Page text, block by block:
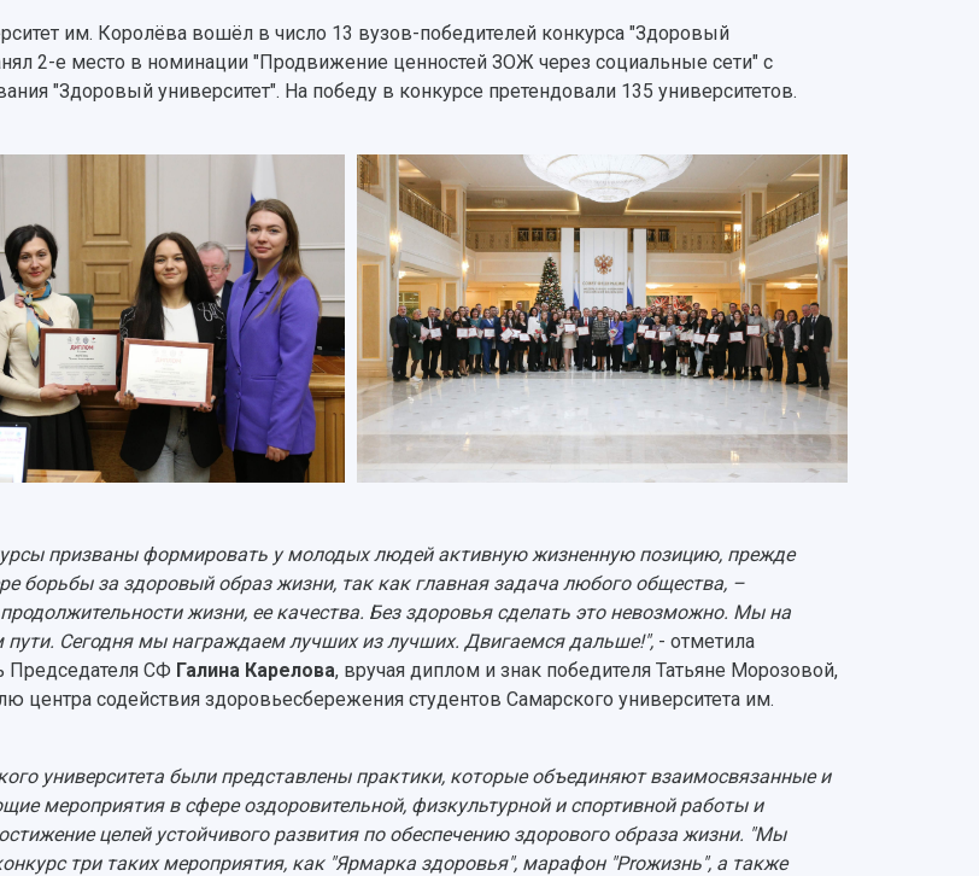
им. Королёва вошёл в число 13 вузов-победителей конкурса "Здоровый
2-е место в номинации "Продвижение ценностей ЗОЖ через социальные сети" с
"Здоровый университет". На победу в конкурсе претендовали 135 университетов.
призваны формировать у молодых людей активную жизненную позицию, прежде
борьбы за здоровый образ жизни, так как главная задача любого общества, –
жизни, ее качества. Без здоровья сделать это невозможно. Мы на
пути. Сегодня мы награждаем лучших из лучших. Двигаемся дальше!", - отметила
Председателя СФ Галина Карелова, вручая диплом и знак победителя Татьяне Морозовой,
центра содействия здоровьесбережения студентов Самарского университета им.
университета были представлены практики, которые объединяют взаимосвязанные и
мероприятия в сфере оздоровительной, физкультурной и спортивной работы и
целей устойчивого развития по обеспечению здорового образа жизни. "Мы
три таких мероприятия, как "Ярмарка здоровья", марафон "Proжизнь", а также